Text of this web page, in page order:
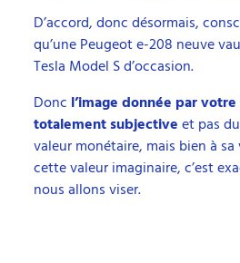
D’accord, donc désormais,
qu’une Peugeot e-208 neuve
Tesla Model S d’occasion.
Donc l’image donnée par
totalement subjectiveet pas
valeur monétaire, mais bien à
cette valeur imaginaire, c’est
nous allons viser.